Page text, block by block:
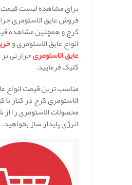
برای مشاهده لیست
فروش عایق الاستومری
کرج و همچنین مشاهده
انواع عایق الاستومری و
عایق الاستومریحرارتی
کلیک فرمایید.
مناسب ترین قیمت انواع
الاستومری کرج در کنار
محصولات الاستومری را
انرژی پایدار ساز بخواهید.